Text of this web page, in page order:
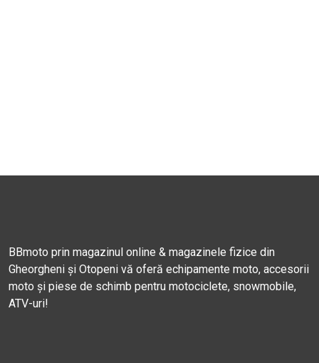
BBmoto prin magazinul online & magazinele fizice din
Gheorgheni și Otopeni vă oferă echipamente moto, accesorii
moto și piese de schimb pentru motociclete, snowmobile,
ATV-uri!